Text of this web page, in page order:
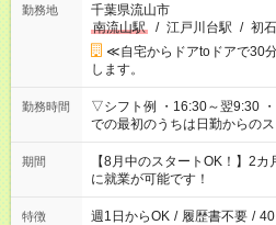
勤務地
千葉県流山市
南流山駅
/ 江戸川台駅 / 初
≪自宅からドアtoドアで30
します。
勤務時間
▽シフト例 ・16:30～翌9:30
での最初のうちは日勤からのスタート！ ※Wワ
複数就業の場合は、合計40時
期間
【8月中のスタートOK！】2
に就業が可能です！
特徴 週1日からOK / 履歴書不要 /